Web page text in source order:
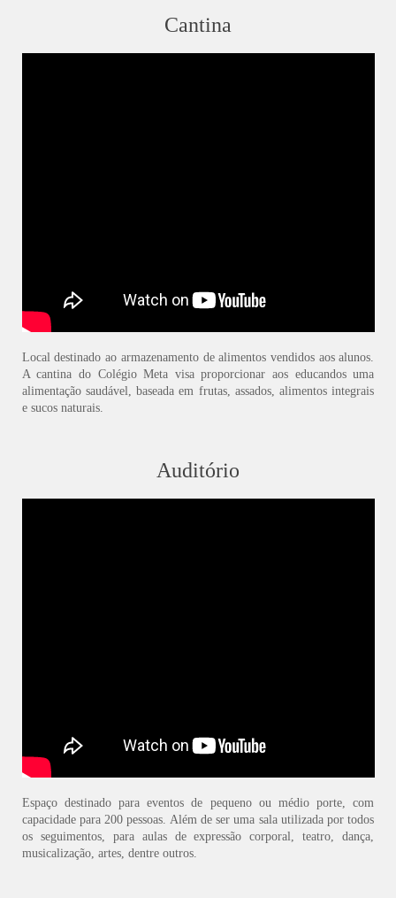
Cantina
Local destinado ao armazenamento de alimentos vendidos aos alunos.
A cantina do Colégio Meta visa proporcionar aos educandos uma
alimentação saudável, baseada em frutas, assados, alimentos integrais
e sucos naturais.
Auditório
Espaço destinado para eventos de pequeno ou médio porte, com
capacidade para 200 pessoas. Além de ser uma sala utilizada por todos
os seguimentos, para aulas de expressão corporal, teatro, dança,
musicalização, artes, dentre outros.